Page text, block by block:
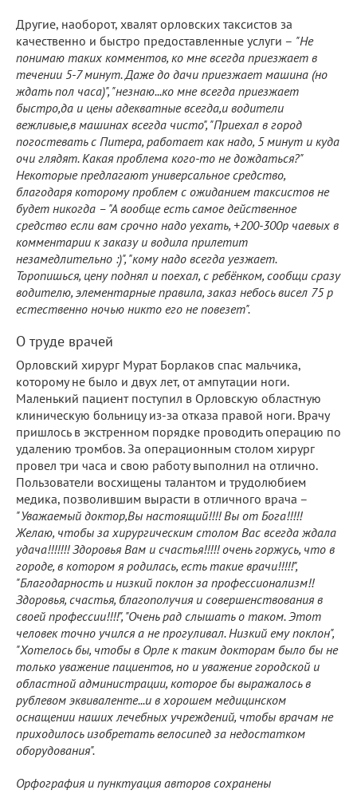
Другие, наоборот, хвалят орловских таксистов за
качественно и быстро предоставленные услуги – "Не
понимаю таких комментов, ко мне всегда приезжает в
течении 5-7 минут. Даже до дачи приезжает машина (но
ждать пол часа)", "незнаю...ко мне всегда приезжает
быстро,да и цены адекватные всегда,и водители
вежливые,в машинах всегда чисто", "Приехал в город
погостевать с Питера, работает как надо, 5 минут и куда
очи глядят. Какая проблема кого-то не дождаться?"
Некоторые предлагают универсальное средство,
благодаря которому проблем с ожиданием таксистов не
будет никогда – "А вообще есть самое действенное
средство если вам срочно надо уехать, +200-300р чаевых в
комментарии к заказу и водила прилетит
незамедлительно :)", "кому надо всегда уезжает.
Торопишься, цену поднял и поехал, с ребёнком, сообщи сразу
водителю, элементарные правила, заказ небось висел 75 р
естественно ночью никто его не повезет".
О труде врачей
Орловский хирург Мурат Борлаков спас мальчика,
которому не было и двух лет, от ампутации ноги.
Маленький пациент поступил в Орловскую областную
клиническую больницу из-за отказа правой ноги. Врачу
пришлось в экстренном порядке проводить операцию по
удалению тромбов. За операционным столом хирург
провел три часа и свою работу выполнил на отлично.
Пользователи восхищены талантом и трудолюбием
медика, позволившим вырасти в отличного врача –
"Уважаемый доктор,Вы настоящий!!!! Вы от Бога!!!!!
Желаю, чтобы за хирургическим столом Вас всегда ждала
удача!!!!!!! Здоровья Вам и счастья!!!!! очень горжусь, что в
городе, в котором я родилась, есть такие врачи!!!!!",
"Благодарность и низкий поклон за профессионализм!!
Здоровья, счастья, благополучия и совершенствования в
своей профессии!!!!", "Очень рад слышать о таком. Этот
человек точно учился а не прогуливал. Низкий ему поклон",
"Хотелось бы, чтобы в Орле к таким докторам было бы не
только уважение пациентов, но и уважение городской и
областной администрации, которое бы выражалось в
рублевом эквиваленте...и в хорошем медицинском
оснащении наших лечебных учреждений, чтобы врачам не
приходилось изобретать велосипед за недостатком
оборудования".
Орфография и пунктуация авторов сохранены